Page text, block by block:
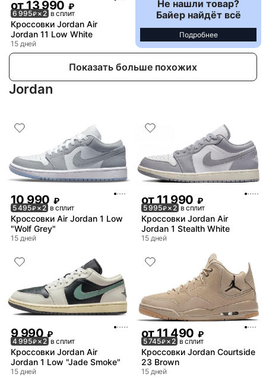
от13 990 ₽
6 995₽× 2 в сплит
Кроссовки Jordan Air
Jordan 11 Low White
15 дней
Не нашли товар?
Байер найдёт всё
Подробнее
Показать больше похожих
Jordan
10 990 ₽
5 495₽× 2 в сплит
Кроссовки Air Jordan 1 Low
"Wolf Grey"
15 дней
от 11 990 ₽
5 995₽× 2 в сплит
Кроссовки Jordan Air
Jordan 1 Stealth White
15 дней
9 990 ₽
4 995₽× 2 в сплит
Кроссовки Jordan Air
Jordan 1 Low "Jade Smoke"
15 дней
от11 490 ₽
5 745₽× 2 в сплит
Кроссовки Jordan Courtside
23 Brown
15 дней